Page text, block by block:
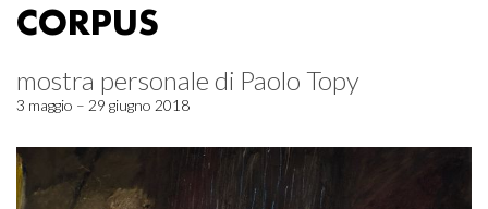
CORPUS
mostra personale di Paolo Topy
3 maggio – 29 giugno 2018